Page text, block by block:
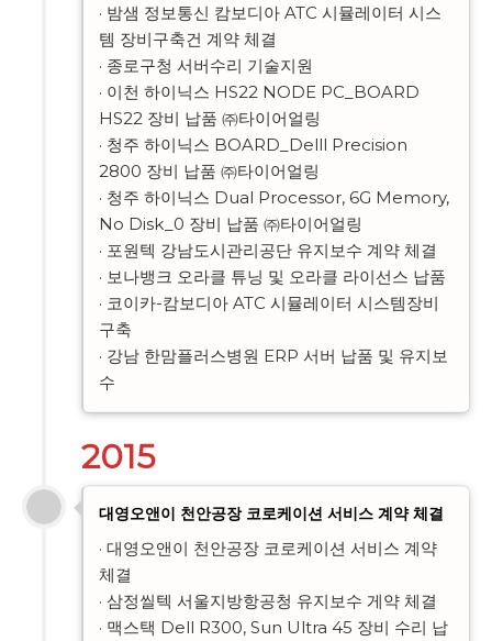
· 밤샘 정보통신 캄보디아 ATC 시뮬레이터 시스
템 장비구축건 계약 체결
· 종로구청 서버수리 기술지원
· 이천 하이닉스 HS22 NODE PC_BOARD
HS22 장비 납품 ㈜타이어얼링
· 청주 하이닉스 BOARD_Delll Precision
2800 장비 납품 ㈜타이어얼링
· 청주 하이닉스 Dual Processor, 6G Memory,
No Disk_0 장비 납품 ㈜타이어얼링
· 포원텍 강남도시관리공단 유지보수 계약 체결
· 보나뱅크 오라클 튜닝 및 오라클 라이선스 납품
· 코이카-캄보디아 ATC 시뮬레이터 시스템장비
구축
· 강남 한맘플러스병원 ERP 서버 납품 및 유지보
수
2015
대영오앤이 천안공장 코로케이션 서비스 계약 체결
· 대영오앤이 천안공장 코로케이션 서비스 계약
체결
· 삼정씰텍 서울지방항공청 유지보수 게약 체결
· 맥스택 Dell R300, Sun Ultra 45 장비 수리 납